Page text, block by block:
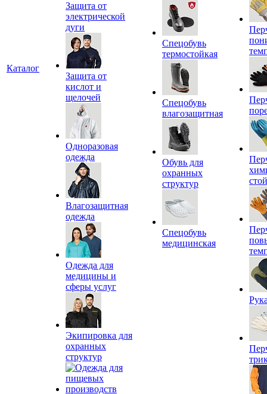
Каталог
Защита от
электрической
дуги
Защита от
кислот и
щелочей
Одноразовая
одежда
Влагозащитная
одежда
Одежда для
медицины и
сферы услуг
Экипировка для
охранных
структур
Спецобувь
термостойкая
Спецобувь
влагозащитная
Обувь для
охранных
структур
Спецобувь
медицинская